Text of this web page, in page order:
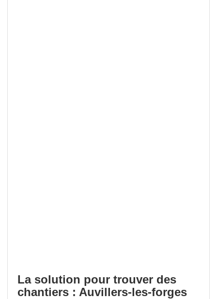
La solution pour trouver des
chantiers : Auvillers-les-forges